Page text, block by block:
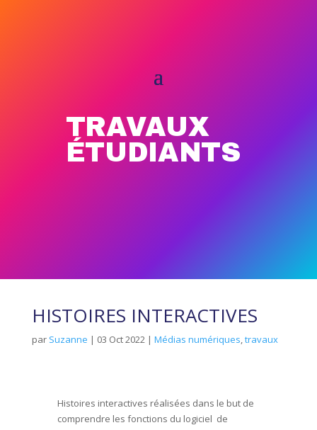
TRAVAUX
ÉTUDIANTS
HISTOIRES INTERACTIVES
par Suzanne | 03 Oct 2022| Médias numériques,travaux
Histoires interactives réalisées dans le but de
comprendre les fonctions du logiciel de